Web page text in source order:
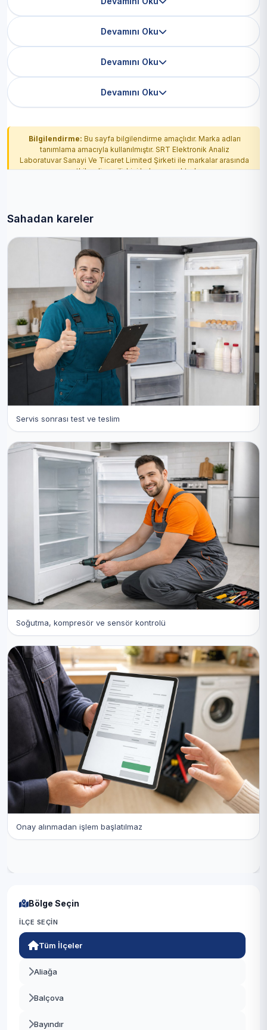
Devamını Oku
Devamını Oku
Devamını Oku
Bilgilendirme: Bu sayfa bilgilendirme amaçlıdır. Marka adları
tanımlama amacıyla kullanılmıştır. SRT Elektronik Analiz
Laboratuvar Sanayi Ve Ticaret Limited Şirketi ile markalar arasında
yetkilendirme ilişkisi bulunmamaktadır.
Sahadan kareler
Servis sonrası test ve teslim
Soğutma, kompresör ve sensör kontrolü
Onay alınmadan işlem başlatılmaz
Bölge Seçin
İLÇE SEÇIN
Tüm İlçeler
Aliağa
Balçova
Bayındır